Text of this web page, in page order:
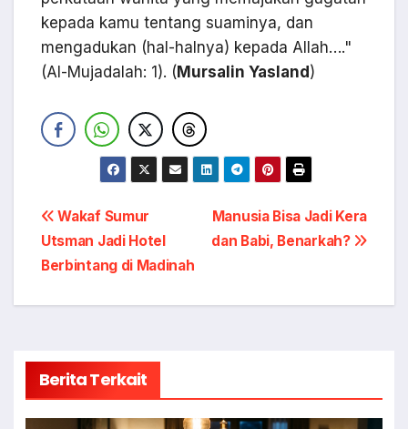
kepada kamu tentang suaminya, dan
mengadukan (hal-halnya) kepada Allah…."
(Al-Mujadalah: 1). (Mursalin Yasland)
Navigasi
pos
Manusia Bisa Jadi Kera
dan Babi, Benarkah?
Wakaf Sumur
Utsman Jadi Hotel
Berbintang di Madinah
Berita Terkait